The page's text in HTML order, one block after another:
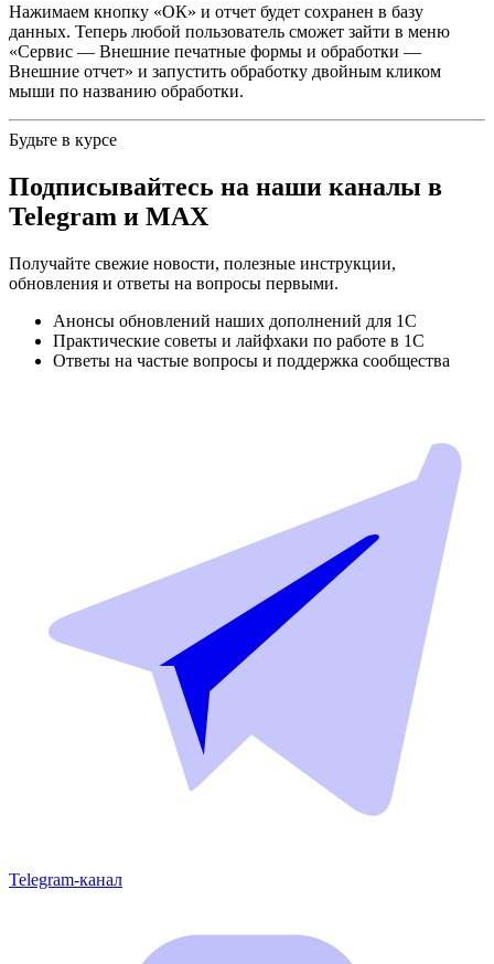
Нажимаем кнопку «ОК» и отчет будет сохранен в базу
данных. Теперь любой пользователь сможет зайти в меню
«Сервис — Внешние печатные формы и обработки —
Внешние отчет» и запустить обработку двойным кликом
мыши по названию обработки.
Будьте в курсе
Подписывайтесь на наши каналы в
Telegram и MAX
Получайте свежие новости, полезные инструкции,
обновления и ответы на вопросы первыми.
Анонсы обновлений наших дополнений для 1С
Практические советы и лайфхаки по работе в 1С
Ответы на частые вопросы и поддержка сообщества
Telegram-канал